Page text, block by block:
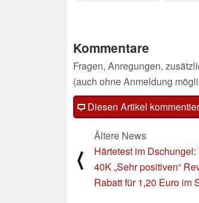
Kommentare
Fragen, Anregungen,
(auch ohne Anmeldung
Diesen Artikel
⟨
Ältere News
Härtetest im
40K „Sehr positiven“
Rabatt für 1,20 Euro im